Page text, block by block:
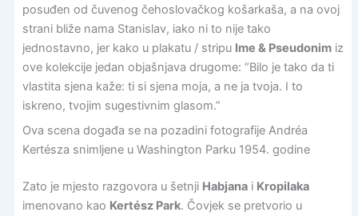
posuđen od čuvenog čehoslovačkog košarkaša, a na ovoj
strani bliže nama Stanislav, iako ni to nije tako
jednostavno, jer kako u plakatu / stripu Ime & Pseudonimiz
ove kolekcije jedan objašnjava drugome: “Bilo je tako da ti
vlastita sjena kaže: ti si sjena moja, a ne ja tvoja. I to
iskreno, tvojim sugestivnim glasom.”
Ova scena događa se na pozadini fotografije Andréa
Kertésza snimljene u Washington Parku 1954. godine
Zato je mjesto razgovora u šetnji Habjanai Kropilaka
imenovano kao Kertész Park. Čovjek se pretvorio u